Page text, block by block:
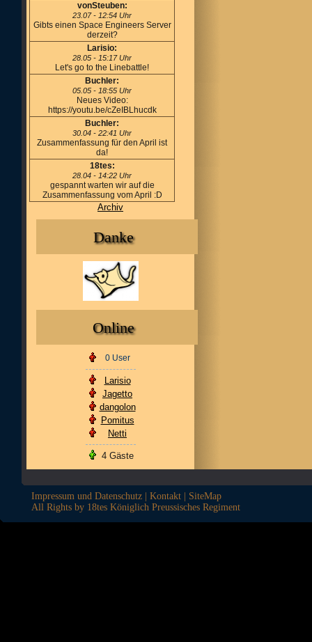
vonSteuben:
23.07 - 12:54 Uhr
Gibts einen Space Engineers Server
derzeit?
Larisio:
28.05 - 15:17 Uhr
Let's go to the Linebattle!
Buchler:
05.05 - 18:55 Uhr
Neues Video:
https://youtu.be/cZeIBLhucdk
Buchler:
30.04 - 22:41 Uhr
Zusammenfassung für den April ist
da!
18tes:
28.04 - 14:22 Uhr
gespannt warten wir auf die
Zusammenfassung vom April :D
Archiv
Danke
Online
0 User
Larisio
Jagetto
dangolon
Pomitus
Netti
4 Gäste
Impressum und Datenschutz Kontakt
SiteMap
All Rights by 18tes Königlich Preussisches Regiment